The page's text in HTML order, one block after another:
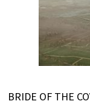
BRIDE OF THE